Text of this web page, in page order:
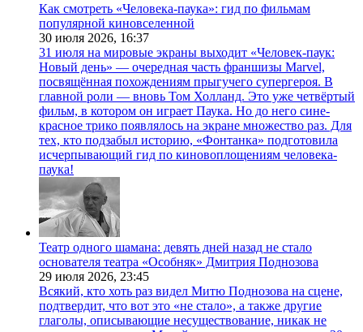
Как смотреть «Человека-паука»: гид по фильмам
популярной киновселенной
30 июля 2026, 16:37
31 июля на мировые экраны выходит «Человек-паук:
Новый день» — очередная часть франшизы Marvel,
посвящённая похождениям прыгучего супергероя. В
главной роли — вновь Том Холланд. Это уже четвёртый
фильм, в котором он играет Паука. Но до него сине-
красное трико появлялось на экране множество раз. Для
тех, кто подзабыл историю, «Фонтанка» подготовила
исчерпывающий гид по киновоплощениям человека-
паука!
Театр одного шамана: девять дней назад не стало
основателя театра «Особняк» Дмитрия Поднозова
29 июля 2026, 23:45
Всякий, кто хоть раз видел Митю Поднозова на сцене,
подтвердит, что вот это «не стало», а также другие
глаголы, описывающие несуществование, никак не